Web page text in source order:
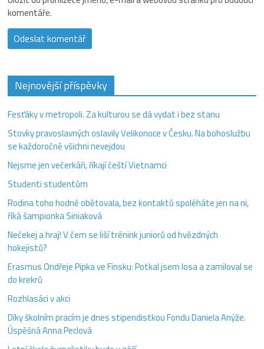
komentáře.
Nejnovější příspěvky
Fesťáky v metropoli. Za kulturou se dá vydat i bez stanu
Stovky pravoslavných oslavily Velikonoce v Česku. Na bohoslužbu
se každoročně všichni nevejdou
Nejsme jen večerkáři, říkají čeští Vietnamci
Studenti studentům
Rodina toho hodně obětovala, bez kontaktů spoléháte jen na ni,
říká šampionka Siniaková
Nečekej a hraj! V čem se liší trénink juniorů od hvězdných
hokejistů?
Erasmus Ondřeje Pipka ve Finsku: Potkal jsem losa a zamiloval se
do krekrů
Rozhlasáci v akci
Díky školním pracím je dnes stipendistkou Fondu Daniela Anýže.
Úspěšná Anna Peclová